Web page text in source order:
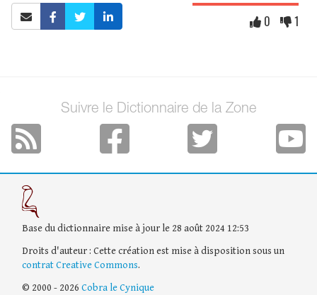
0 1
Suivre le Dictionnaire de la Zone
Base du dictionnaire mise à jour le 28 août 2024 12:53
Droits d'auteur : Cette création est mise à disposition sous un
contrat Creative Commons.
© 2000 - 2026 Cobra le Cynique